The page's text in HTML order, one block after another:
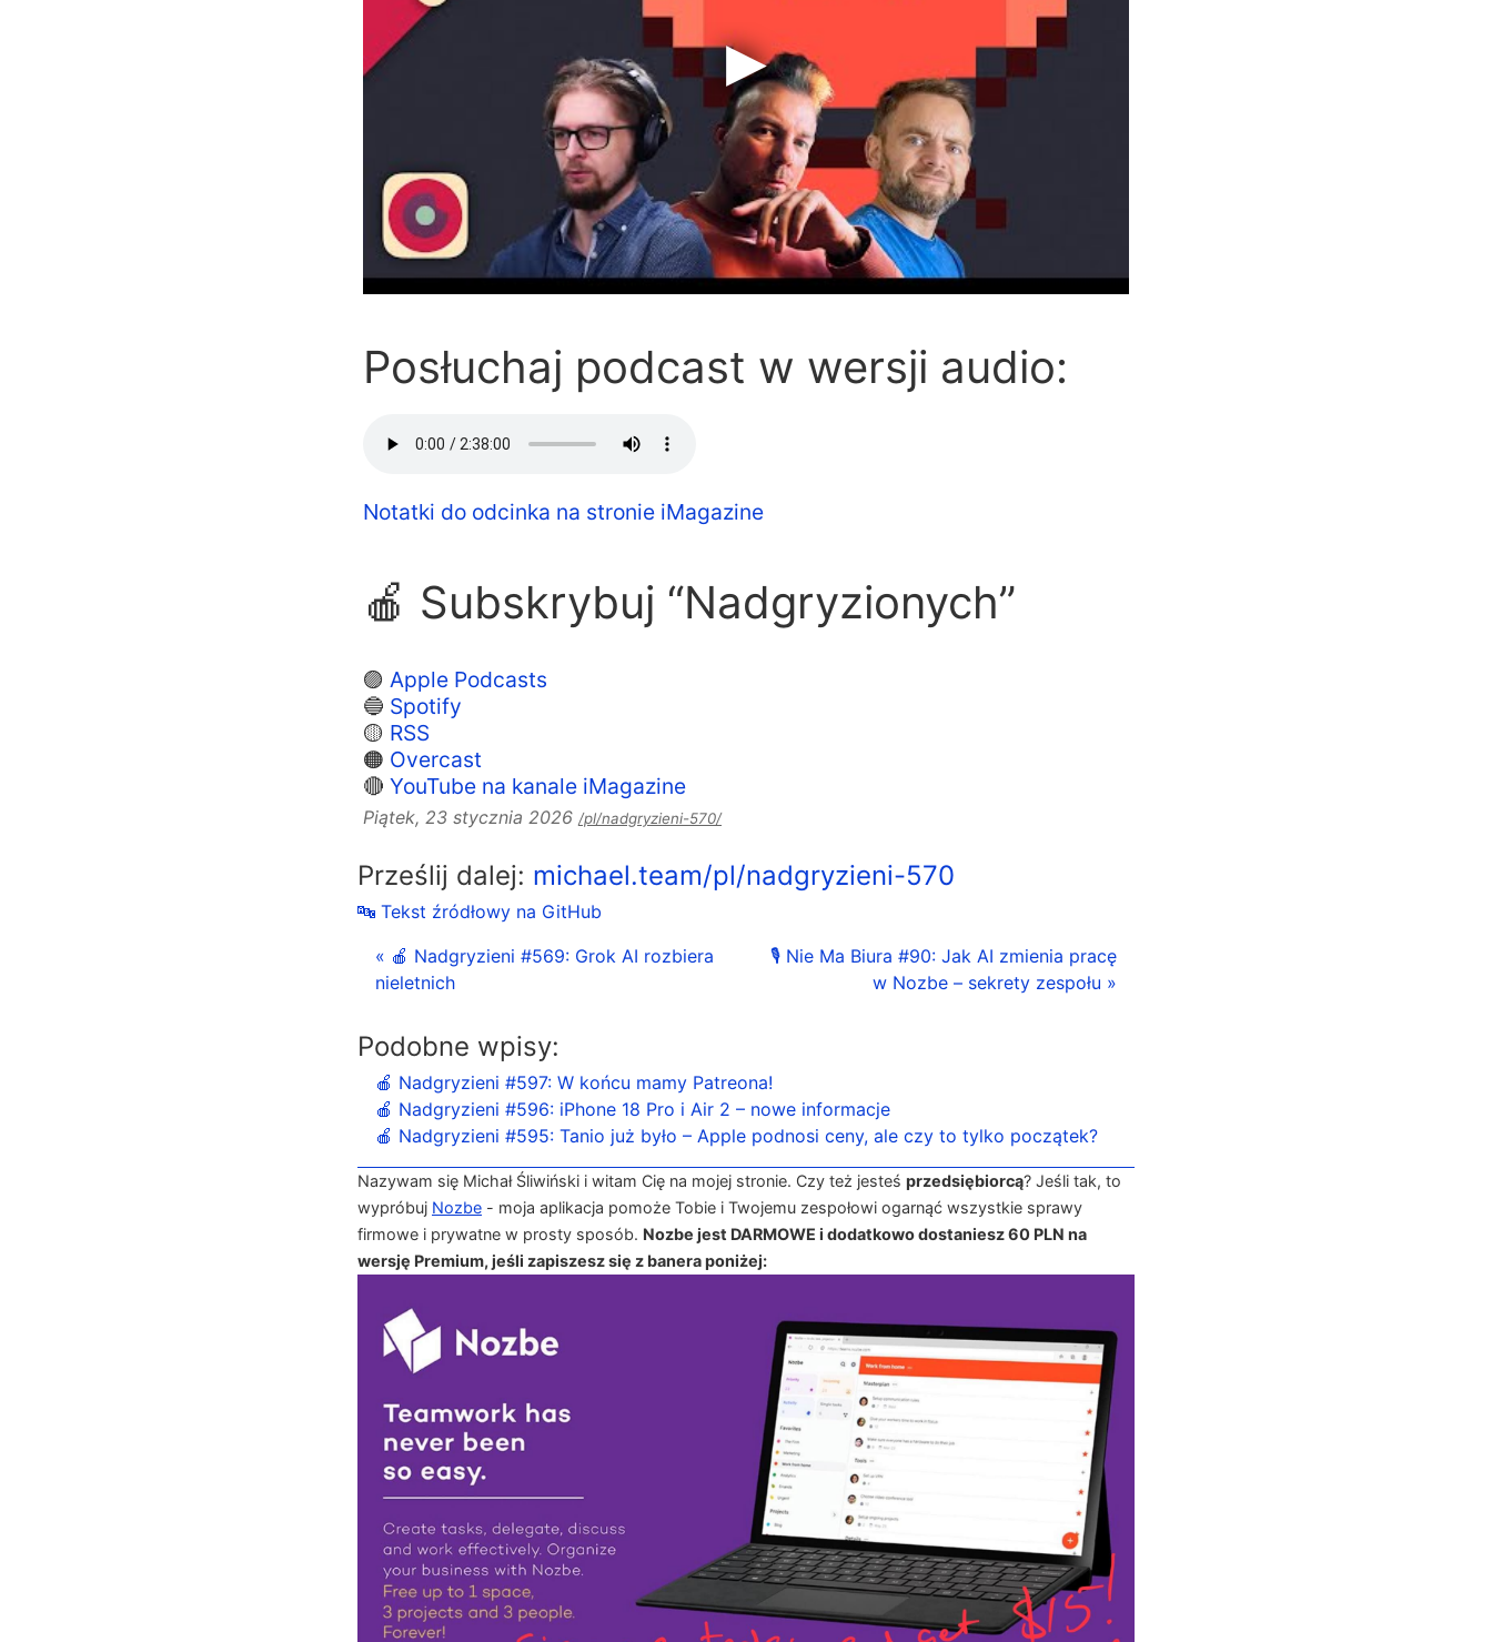
Posłuchaj podcast w wersji audio:
Notatki do odcinka na stronie iMagazine
🍎 Subskrybuj “Nadgryzionych”
🟣 Apple Podcasts
🔵 Spotify
🟡 RSS
🟠 Overcast
🔴 YouTube na kanale iMagazine
Piątek, 23 stycznia 2026 /pl/nadgryzieni-570/
Prześlij dalej: michael.team/pl/nadgryzieni-570
🔤 Tekst źródłowy na GitHub
« 🍎 Nadgryzieni #569: Grok AI rozbiera
nieletnich
🎙 Nie Ma Biura #90: Jak AI zmienia pracę
w Nozbe – sekrety zespołu »
Podobne wpisy:
🍎 Nadgryzieni #597: W końcu mamy Patreona!
🍎 Nadgryzieni #596: iPhone 18 Pro i Air 2 – nowe informacje
🍎 Nadgryzieni #595: Tanio już było – Apple podnosi ceny, ale czy to tylko początek?
Nazywam się Michał Śliwiński i witam Cię na mojej stronie. Czy też jesteś przedsiębiorcą? Jeśli tak, to
wypróbuj Nozbe - moja aplikacja pomoże Tobie i Twojemu zespołowi ogarnąć wszystkie sprawy
firmowe i prywatne w prosty sposób. Nozbe jest DARMOWE i dodatkowo dostaniesz 60 PLN na
wersję Premium, jeśli zapiszesz się z banera poniżej: